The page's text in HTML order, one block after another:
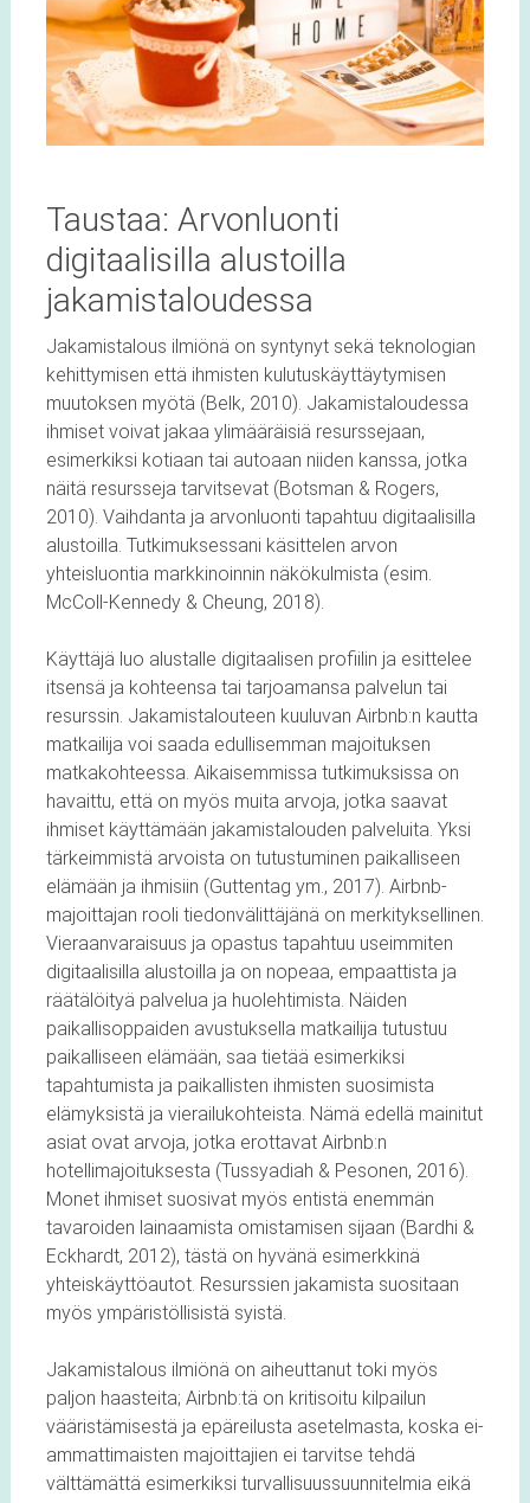
Taustaa: Arvonluonti
digitaalisilla alustoilla
jakamistaloudessa
Jakamistalous ilmiönä on syntynyt sekä teknologian
kehittymisen että ihmisten kulutuskäyttäytymisen
muutoksen myötä (Belk, 2010). Jakamistaloudessa
ihmiset voivat jakaa ylimääräisiä resurssejaan,
esimerkiksi kotiaan tai autoaan niiden kanssa, jotka
näitä resursseja tarvitsevat (Botsman & Rogers,
2010). Vaihdanta ja arvonluonti tapahtuu digitaalisilla
alustoilla. Tutkimuksessani käsittelen arvon
yhteisluontia markkinoinnin näkökulmista (esim.
McColl-Kennedy & Cheung, 2018).
Käyttäjä luo alustalle digitaalisen profiilin ja esittelee
itsensä ja kohteensa tai tarjoamansa palvelun tai
resurssin. Jakamistalouteen kuuluvan Airbnb:n kautta
matkailija voi saada edullisemman majoituksen
matkakohteessa. Aikaisemmissa tutkimuksissa on
havaittu, että on myös muita arvoja, jotka saavat
ihmiset käyttämään jakamistalouden palveluita. Yksi
tärkeimmistä arvoista on tutustuminen paikalliseen
elämään ja ihmisiin (Guttentag ym., 2017). Airbnb-
majoittajan rooli tiedonvälittäjänä on merkityksellinen.
Vieraanvaraisuus ja opastus tapahtuu useimmiten
digitaalisilla alustoilla ja on nopeaa, empaattista ja
räätälöityä palvelua ja huolehtimista. Näiden
paikallisoppaiden avustuksella matkailija tutustuu
paikalliseen elämään, saa tietää esimerkiksi
tapahtumista ja paikallisten ihmisten suosimista
elämyksistä ja vierailukohteista. Nämä edellä mainitut
asiat ovat arvoja, jotka erottavat Airbnb:n
hotellimajoituksesta (Tussyadiah & Pesonen, 2016).
Monet ihmiset suosivat myös entistä enemmän
tavaroiden lainaamista omistamisen sijaan (Bardhi &
Eckhardt, 2012), tästä on hyvänä esimerkkinä
yhteiskäyttöautot. Resurssien jakamista suositaan
myös ympäristöllisistä syistä.
Jakamistalous ilmiönä on aiheuttanut toki myös
paljon haasteita; Airbnb:tä on kritisoitu kilpailun
vääristämisestä ja epäreilusta asetelmasta, koska ei-
ammattimaisten majoittajien ei tarvitse tehdä
välttämättä esimerkiksi turvallisuussuunnitelmia eikä